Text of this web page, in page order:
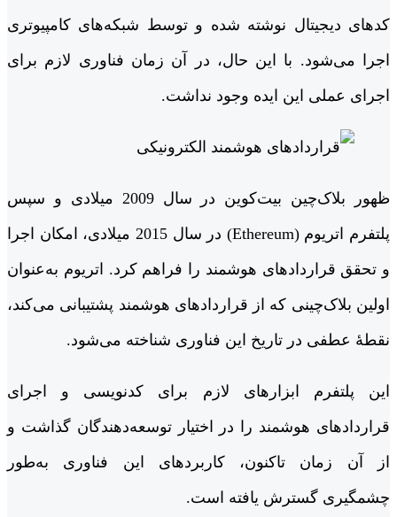
کدهای دیجیتال نوشته شده و توسط شبکه‌های کامپیوتری
اجرا می‌شود. با این حال، در آن زمان فناوری لازم برای
اجرای عملی این ایده وجود نداشت.
ظهور بلاک‌چین بیت‌کوین در سال 2009 میلادی و سپس
پلتفرم اتریوم (Ethereum) در سال 2015 میلادی، امکان اجرا
و تحقق قراردادهای هوشمند را فراهم کرد. اتریوم به‌عنوان
اولین بلاک‌چینی که از قراردادهای هوشمند پشتیبانی می‌کند،
نقطۀ عطفی در تاریخ این فناوری شناخته می‌شود.
این پلتفرم ابزارهای لازم برای کدنویسی و اجرای
قراردادهای هوشمند را در اختیار توسعه‌دهندگان گذاشت و
از آن زمان تاکنون، کاربردهای این فناوری به‌طور
چشمگیری گسترش یافته است.